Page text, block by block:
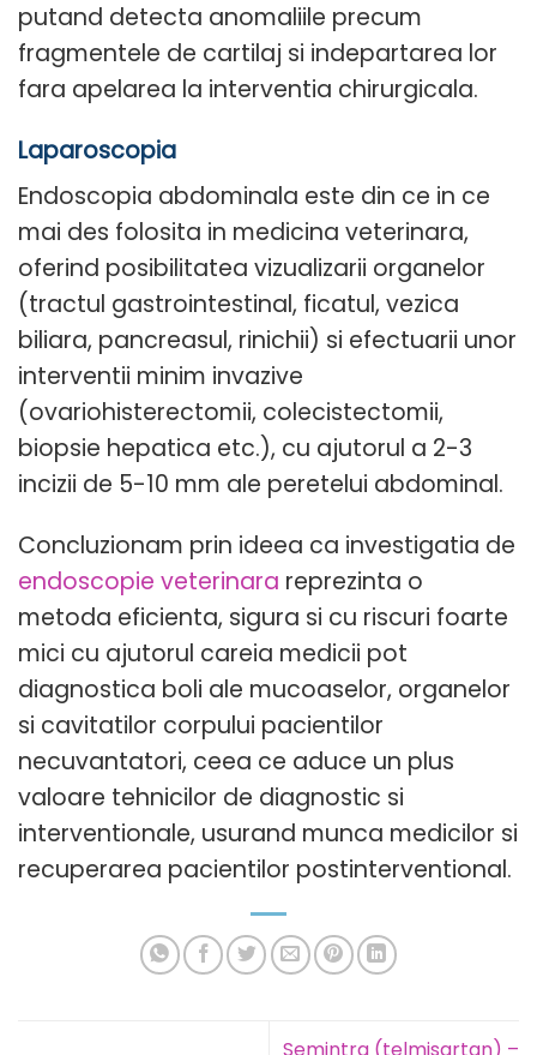
putand detecta anomaliile precum
fragmentele de cartilaj si indepartarea lor
fara apelarea la interventia chirurgicala.
Laparoscopia
Endoscopia abdominala este din ce in ce
mai des folosita in medicina veterinara,
oferind posibilitatea vizualizarii organelor
(tractul gastrointestinal, ficatul, vezica
biliara, pancreasul, rinichii) si efectuarii unor
interventii minim invazive
(ovariohisterectomii, colecistectomii,
biopsie hepatica etc.), cu ajutorul a 2-3
incizii de 5-10 mm ale peretelui abdominal.
Concluzionam prin ideea ca investigatia de
endoscopie veterinara reprezinta o
metoda eficienta, sigura si cu riscuri foarte
mici cu ajutorul careia medicii pot
diagnostica boli ale mucoaselor, organelor
si cavitatilor corpului pacientilor
necuvantatori, ceea ce aduce un plus
valoare tehnicilor de diagnostic si
interventionale, usurand munca medicilor si
recuperarea pacientilor postinterventional.
Semintra (telmisartan) –